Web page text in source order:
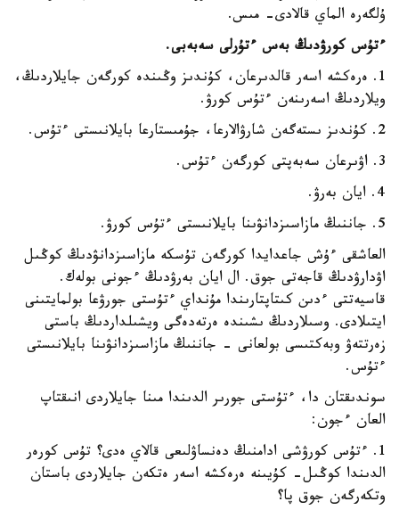
ۇلگەرە الماي قالادى- مىس.
ءتۇس كورۋدىڭ بەس ءتۇرلى سەبەبى.
1. ەرەكشە اسەر قالدىرعان، كۇندىز وڭىندە كورگەن جايلاردىڭ،
ويلاردىڭ اسەرىنەن ءتۇس كورۋ.
2. كۇندىز ىستەگەن شارۋالارعا، جۇمىستارعا بايلانىستى ءتۇس.
3. اۋىرعان سەبەپتى كورگەن ءتۇس.
4. ايان بەرۋ.
5. جاننىڭ مازاسىزدانۋىنا بايلانىستى ءتۇس كورۋ.
العاشقى ءۇش جاعدايدا كورگەن تۇسكە مازاسىزدانۋدىڭ كوڭىل
اۋدارۋدىڭ قاجەتى جوق. ال ايان بەرۋدىڭ ءجونى بولەك.
قاسيەتتى ءدىن كىتاپتارىندا مۇنداي ءتۇستى جورۋعا بولمايتىنى
ايتىلادى. وسىلاردىڭ ىشىندە ەرتەدەگى ويشىلداردىڭ باستى
زەرتتەۋ وبەكتىسى بولعانى - جاننىڭ مازاسىزدانۋىنا بايلانىستى
ءتۇس.
سوندىقتان دا، ءتۇستى جورىر الدىندا مىنا جايلاردى انىقتاپ
العان ءجون:
1. ءتۇس كورۋشى ادامنىڭ دەنساۋلىعى قالاي ەدى؟ تۇس كورەر
الدىندا كوڭىل- كۇيىنە ەرەكشە اسەر ەتكەن جايلاردى باستان
وتكەرگەن جوق پا؟